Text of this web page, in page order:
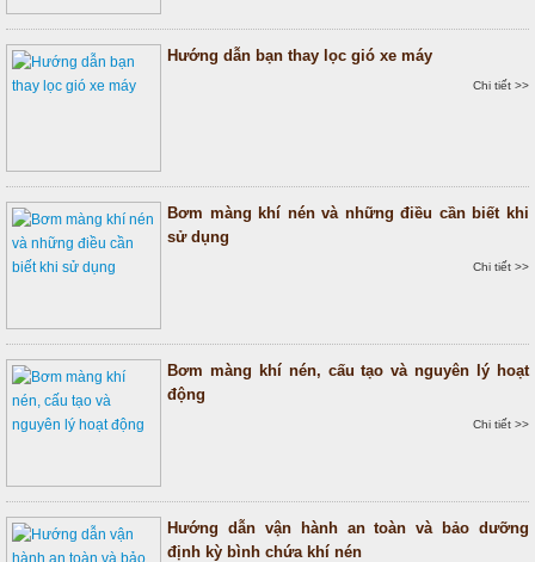
Hướng dẫn bạn thay lọc gió xe máy
Chi tiết >>
Bơm màng khí nén và những điều cần biết khi
sử dụng
Chi tiết >>
Bơm màng khí nén, cấu tạo và nguyên lý hoạt
động
Chi tiết >>
Hướng dẫn vận hành an toàn và bảo dưỡng
định kỳ bình chứa khí nén